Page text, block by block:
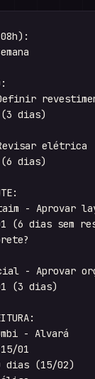
dias)
elétrica
dias)
- Aprovar
(6 dias sem
- Aprovar
(3 dias)
- Alvará
01
dias (15/02)